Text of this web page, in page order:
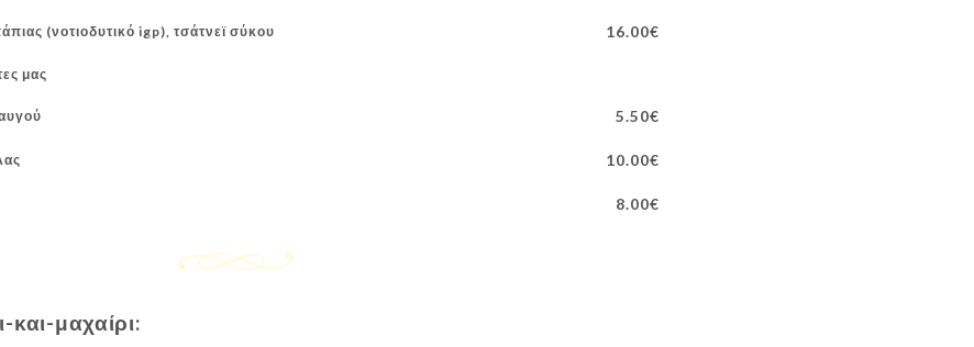
(νοτιοδυτικό igp), τσάτνεϊ σύκου 16.00€
μας
5.50€
10.00€
8.00€
μαχαίρι: